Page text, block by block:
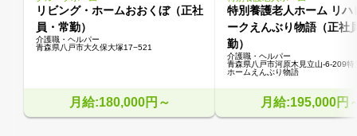
リビング・ホームおおくぼ（正社
員・常勤）
介護職・ヘルパー
青森県八戸市大久保大塚17−521
月給:180,000円～
特別養護老人ホーム リハ
ークえんぶり物語（正社
勤）
介護職・ヘルパー
青森県八戸市河原木見立山-6-209特
ホームえんぶり物語
月給:195,000円